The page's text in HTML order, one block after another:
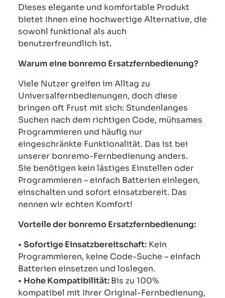
Dieses elegante und komfortable Produkt
bietet Ihnen eine hochwertige Alternative, die
sowohl funktional als auch
benutzerfreundlich ist.
Warum eine bonremo Ersatzfernbedienung?
Viele Nutzer greifen im Alltag zu
Universalfernbedienungen, doch diese
bringen oft Frust mit sich: Stundenlanges
Suchen nach dem richtigen Code, mühsames
Programmieren und häufig nur
eingeschränkte Funktionalität. Das ist bei
unserer bonremo-Fernbedienung anders.
Sie benötigen kein lästiges Einstellen oder
Programmieren – einfach Batterien einlegen,
einschalten und sofort einsatzbereit. Das
nennen wir echten Komfort!
Vorteile der bonremo Ersatzfernbedienung:
• Sofortige Einsatzbereitschaft: Kein
Programmieren, keine Code-Suche – einfach
Batterien einsetzen und loslegen.
• Hohe Kompatibilität:Bis zu 100%
kompatibel mit Ihrer Original-Fernbedienung,